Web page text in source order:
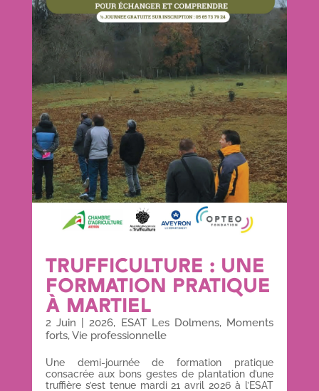
TRUFFICULTURE : UNE
FORMATION PRATIQUE
À MARTIEL
2 Juin |2026, ESAT Les Dolmens, Moments
forts,Vie professionnelle
Une demi-journée de formation pratique
consacrée aux bons gestes de plantation d’une
truffière s’est tenue mardi 21 avril 2026 à l’ESAT